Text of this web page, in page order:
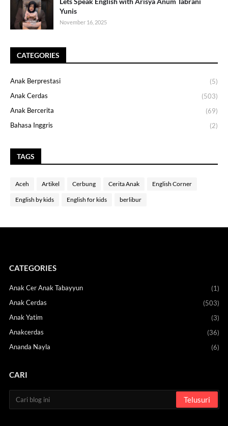
Yunis
November 16, 2025
CATEGORIES
Anak Berprestasi
(5)
Anak Cerdas
(503)
Anak Bercerita
(69)
Bahasa Inggris
(2)
TAGS
Aceh Artikel Cerbung Cerita Anak English Corner
English by kids English for kids berlibur
CATEGORIES
Anak Cer Anak Tabayyun
(1)
Anak Cerdas
(503)
Anak Yatim
(3)
Anakcerdas
(36)
Ananda Nayla
(6)
CARI